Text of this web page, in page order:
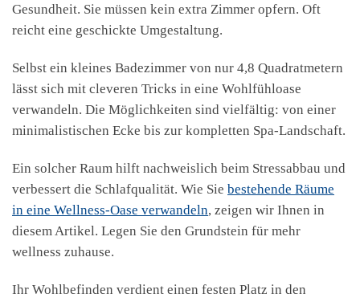
Gesundheit. Sie müssen kein extra Zimmer opfern. Oft
reicht eine geschickte Umgestaltung.
Selbst ein kleines Badezimmer von nur 4,8 Quadratmetern
lässt sich mit cleveren Tricks in eine Wohlfühloase
verwandeln. Die Möglichkeiten sind vielfältig: von einer
minimalistischen Ecke bis zur kompletten Spa-Landschaft.
Ein solcher Raum hilft nachweislich beim Stressabbau und
verbessert die Schlafqualität. Wie Sie bestehende Räume
in eine Wellness-Oase verwandeln, zeigen wir Ihnen in
diesem Artikel. Legen Sie den Grundstein für mehr
wellness zuhause.
Ihr Wohlbefinden verdient einen festen Platz in den